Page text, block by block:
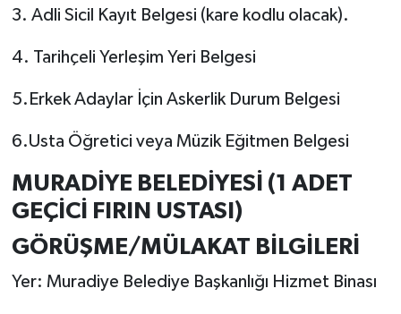
3. Adli Sicil Kayıt Belgesi (kare kodlu olacak).
4. Tarihçeli Yerleşim Yeri Belgesi
5.Erkek Adaylar İçin Askerlik Durum Belgesi
6.Usta Öğretici veya Müzik Eğitmen Belgesi
MURADİYE BELEDİYESİ (1 ADET
GEÇİCİ FIRIN USTASI)
GÖRÜŞME/MÜLAKAT BİLGİLERİ
Yer: Muradiye Belediye Başkanlığı Hizmet Binası